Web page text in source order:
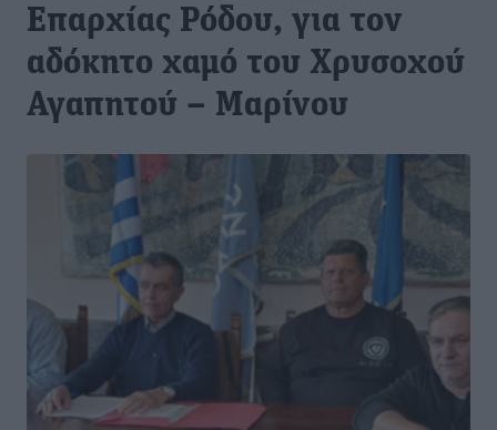
Επαρχίας Ρόδου, για τον
αδόκητο χαμό του Χρυσοχού
Αγαπητού – Μαρίνου